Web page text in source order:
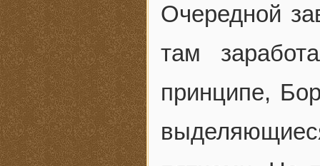
Очередной
там
принципе,